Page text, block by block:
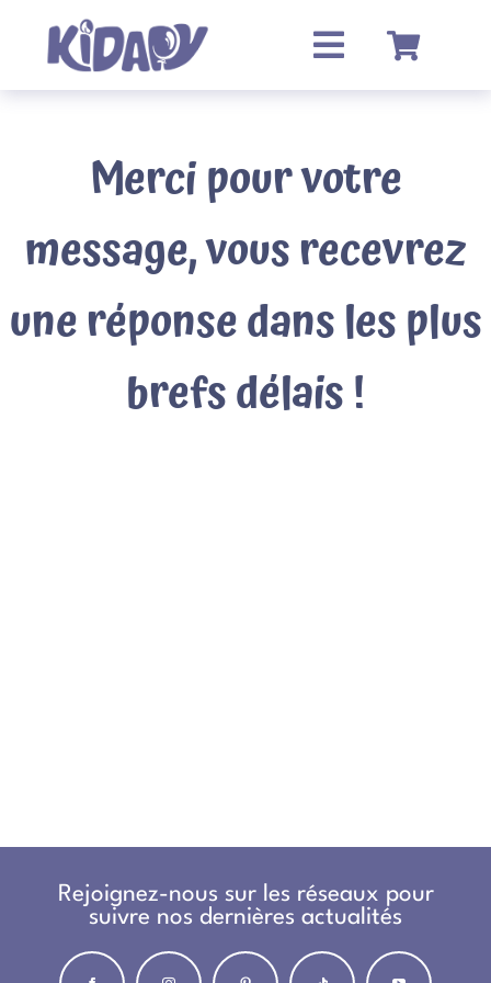
contenu
Merci pour votre
message, vous recevrez
une réponse dans les plus
brefs délais !
Rejoignez-nous sur les réseaux pour
suivre nos dernières actualités